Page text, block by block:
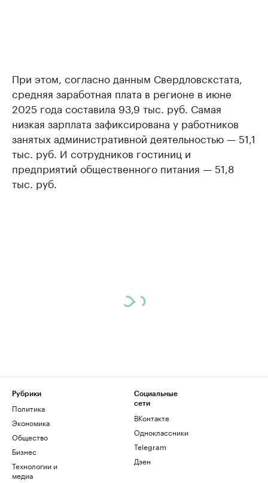
При этом, согласно данным Свердловскстата,
средняя заработная плата в регионе в июне
2025 года составила 93,9 тыс. руб. Самая
низкая зарплата зафиксирована у работников
занятых административной деятельностью — 51,1
тыс. руб. И сотрудников гостиниц и
предприятий общественного питания — 51,8
тыс. руб.
Рубрики
Политика
Экономика
Общество
Бизнес
Технологии и
медиа
Социальные
сети
ВКонтакте
Одноклассники
Telegram
Дзен